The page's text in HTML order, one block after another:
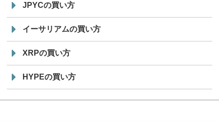
JPYCの買い方
イーサリアムの買い方
XRPの買い方
HYPEの買い方